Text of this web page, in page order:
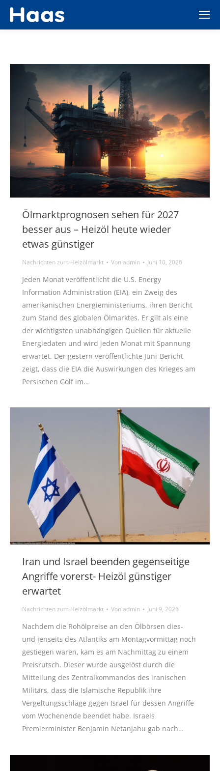
Ölmarktprognosen sehen für 2027
besser aus – Heizöl heute wieder
etwas günstiger
Nachrichten zum Heizölmarkt Vonadmin Juni 10, 2026
Jeden Monat veröffentlicht die U.S. Energy
Information Administration (EIA), ein Zweig des
amerikanischen Energieministeriums, ihren Bericht
zum Stand des globalen Ölmarktes. Er gilt als eine
der wichtigsten unabhängigen Quellen für aktuelle
Energiedaten und wird jeden Monat mit Spannung
erwartet. Der gestern veröffentlichte Juni-Bericht
zeigt, dass die EIA die Auswirkungen des Krieges am
Persischen Golf im…
Iran und Israel beenden gegenseitige
Angriffe vorerst- Heizöl günstiger
erwartet
Nachrichten zum Heizölmarkt Vonadmin Juni 9, 2026
Nachdem die Rohölpreise an den Ölbörsen dies-
und jenseits des Atlantiks am Montagvormittag noch
gestiegen waren, kam es am Nachmittag zu einem
Preisrutsch. Dieser wurde ausgelöst durch die
Mitteilung des Zentralkommandos des iranischen
Militärs, dass die Islamische Republik ihre
Vergeltungsschläge gegen Israel für dessen Angriffe
vom Wochenende beendet habe. Israels
Premierminister Benjamin Netanjahu gab nach…